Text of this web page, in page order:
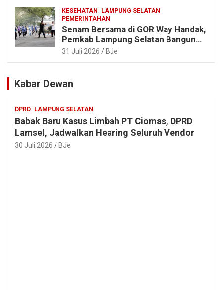
KESEHATAN
LAMPUNG SELATAN
PEMERINTAHAN
Senam Bersama di GOR Way Handak,
Pemkab Lampung Selatan Bangun
ASN Sehat, Solid dan Siap Berikan
31 Juli 2026 BJe
Kabar Dewan
DPRD LAMPUNG SELATAN
Babak Baru Kasus Limbah PT Ciomas, DPRD
Lamsel, Jadwalkan Hearing Seluruh Vendor
30 Juli 2026 BJe